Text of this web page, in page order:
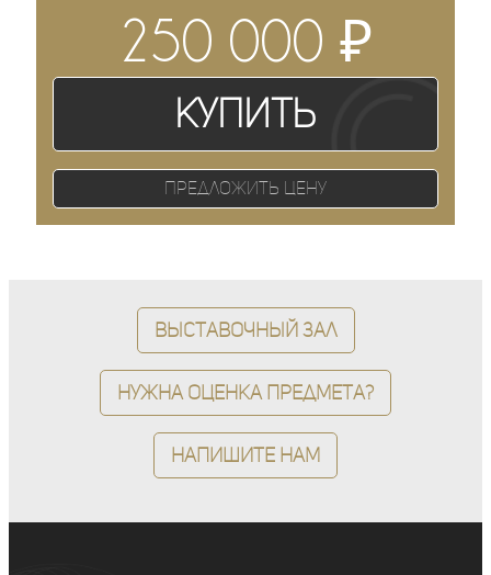
250 000 ₽
Купить
Предложить цену
Выставочный зал
Нужна оценка предмета?
Напишите нам